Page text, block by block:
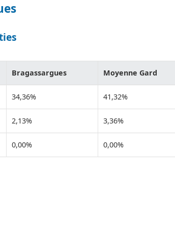
Bragassargues Moyenne Gard
34,36% 41,32%
2,13% 3,36%
0,00% 0,00%